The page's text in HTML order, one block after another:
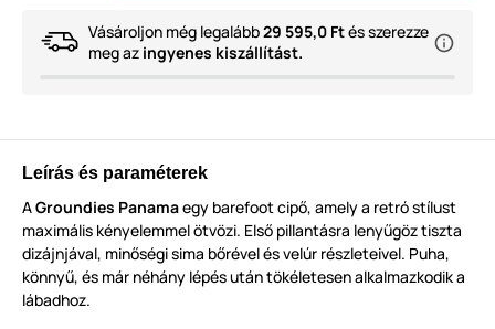
Vásároljon még legalább29 595,0 Ftés szerezze
meg az ingyenes kiszállítást.
Leírás és paraméterek
AGroundies Panamaegy barefoot cipő, amely a retró stílust
maximális kényelemmel ötvözi. Első pillantásra lenyűgöz tiszta
dizájnjával, minőségi sima bőrével és velúr részleteivel. Puha,
könnyű, és már néhány lépés után tökéletesen alkalmazkodik a
lábadhoz.